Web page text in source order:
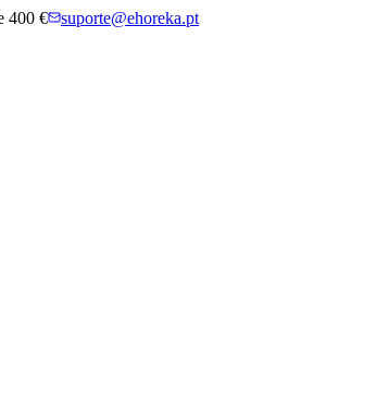
400 € suporte@ehoreka.pt